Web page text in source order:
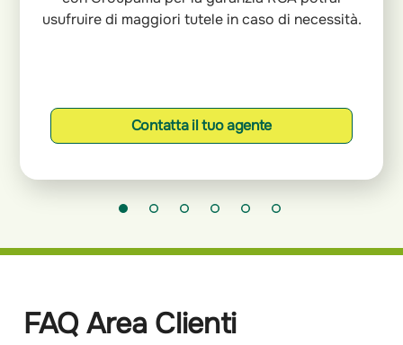
usufruire di maggiori tutele in caso di necessità.
Contatta il tuo agente
FAQ Area Clienti